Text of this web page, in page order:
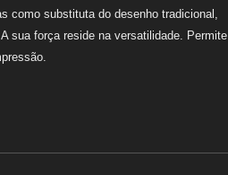
como substituta do desenho tradicional,
sua força reside na versatilidade. Permite